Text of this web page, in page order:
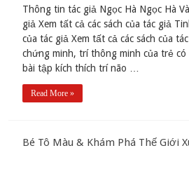
Thông tin tác giả Ngọc Hà Ngọc Hà
giả Xem tất cả các sách của tác giả
của tác giả Xem tất cả các sách của
chứng minh, trí thông minh của trẻ
bài tập kích thích trí não …
Read More »
Bé Tô Màu & Khám Phá Thế Giới